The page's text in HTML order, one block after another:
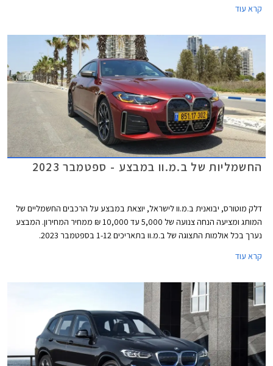
בשנה הבאה כדגם נפרד המבוסס על פלטפורמה חשמלית ייעודית ויהיה הדגם
Neue Klasse X אשר הוצג לאחרונה.
קרא עוד
החשמליות של ב.מ.וו במבצע - ספטמבר 2023
דלק מוטורס, יבואנית ב.מ.וו לישראל, יוצאת במבצע על הרכבים החשמליים של
המותג ומציעה הנחה צנועה של 5,000 עד 10,000 ₪ ממחיר המחירון. המבצע
נערך בכל אולמות התצוגה של ב.מ.וו בתאריכים 1-12 בספטמבר 2023.
קרא עוד